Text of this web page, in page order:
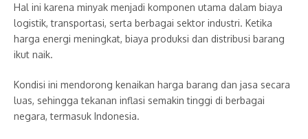
Hal ini karena minyak menjadi komponen utama dalam biaya
logistik, transportasi, serta berbagai sektor industri. Ketika
harga energi meningkat, biaya produksi dan distribusi barang
ikut naik.
Kondisi ini mendorong kenaikan harga barang dan jasa secara
luas, sehingga tekanan inflasi semakin tinggi di berbagai
negara, termasuk Indonesia.